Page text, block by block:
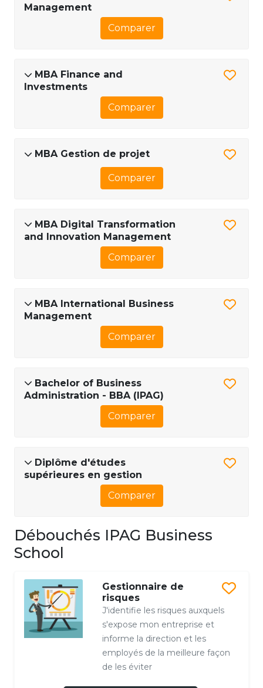
Management
Comparer
MBA Finance and
Investments
Comparer
MBA Gestion de projet
Comparer
MBA Digital Transformation
and Innovation Management
Comparer
MBA International Business
Management
Comparer
Bachelor of Business
Administration - BBA (IPAG)
Comparer
Diplôme d'études
supérieures en gestion
Comparer
Débouchés IPAG Business
School
Gestionnaire de
risques
J'identifie les risques auxquels
s'expose mon entreprise et
informe la direction et les
employés de la meilleure façon
de les éviter